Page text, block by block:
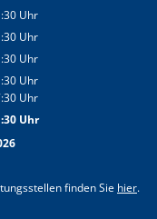
Uhr
08:30 bis 11:30 Uhr
Uhr
08:30 bis 11:30 Uhr
Uhr
08:30 bis 11:30 Uhr
Uhr
08:30 bis 11:30 Uhr
Uhr
14:00 bis 17:30 Uhr
Uhr
08:30 bis 11:30 Uhr
finden Sie hier.